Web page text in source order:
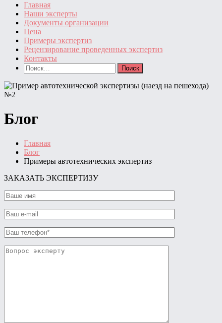
Главная
Наши эксперты
Документы организации
Цена
Примеры экспертиз
Рецензирование проведенных экспертиз
Контакты
Найти:
Блог
Главная
Блог
Примеры автотехнических экспертиз
ЗАКАЗАТЬ ЭКСПЕРТИЗУ